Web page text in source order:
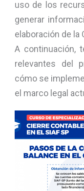
uso de los
generar
elaboración de la
A continuación,
relevantes del
cómo se
el marco legal